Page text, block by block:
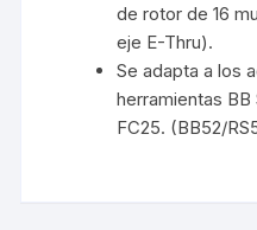
de rotor de 16
eje E-Thru).
Se adapta a los
herramientas
FC25. (BB52/